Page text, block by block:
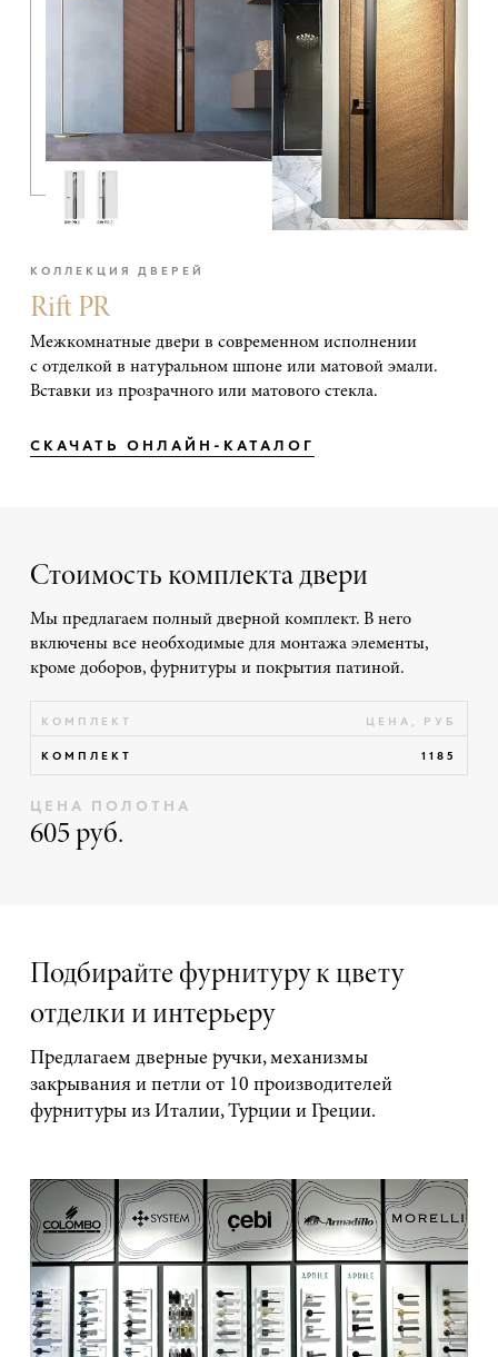
КОЛЛЕКЦИЯ ДВЕРЕЙ
Rift PR
Межкомнатные двери в современном исполнении
с отделкой в натуральном шпоне или матовой эмали.
Вставки из прозрачного или матового стекла.
СКАЧАТЬ ОНЛАЙН-КАТАЛОГ
Стоимость комплекта двери
Мы предлагаем полный дверной комплект. В него
включены все необходимые для монтажа элементы,
кроме доборов, фурнитуры и покрытия патиной.
КОМПЛЕКТ ЦЕНА, РУБ
КОМПЛЕКТ 1185
ЦЕНА ПОЛОТНА
605 руб.
Подбирайте фурнитуру к цвету
отделки и интерьеру
Предлагаем дверные ручки, механизмы
закрывания и петли от 10 производителей
фурнитуры из Италии, Турции и Греции.